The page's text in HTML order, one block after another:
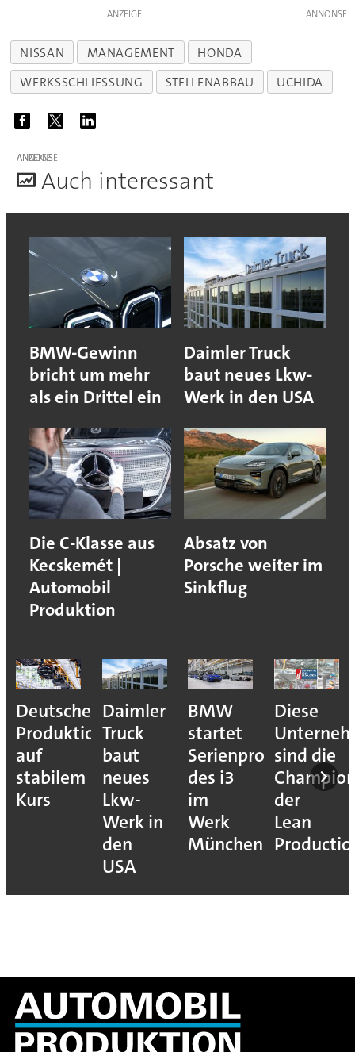
ANZEIGE
NISSAN MANAGEMENT
HONDA
WERKSSCHLIESSUNG
STELLENABBAU UCHIDA
ANZEIGE
Auch interessant
BMW-Gewinn
bricht um mehr
als ein Drittel ein
Daimler Truck
baut neues Lkw-
Werk in den USA
Die C-Klasse aus
Kecskemét |
Automobil
Produktion
Absatz von
Porsche weiter im
Sinkflug
Deutsche
Produktion
auf
stabilem
Kurs
Daimler
Truck
baut
neues
Lkw-
Werk in
den
USA
BMW
startet
Serienproduktion
des i3
im
Werk
München
Diese
sind die
der
Lean